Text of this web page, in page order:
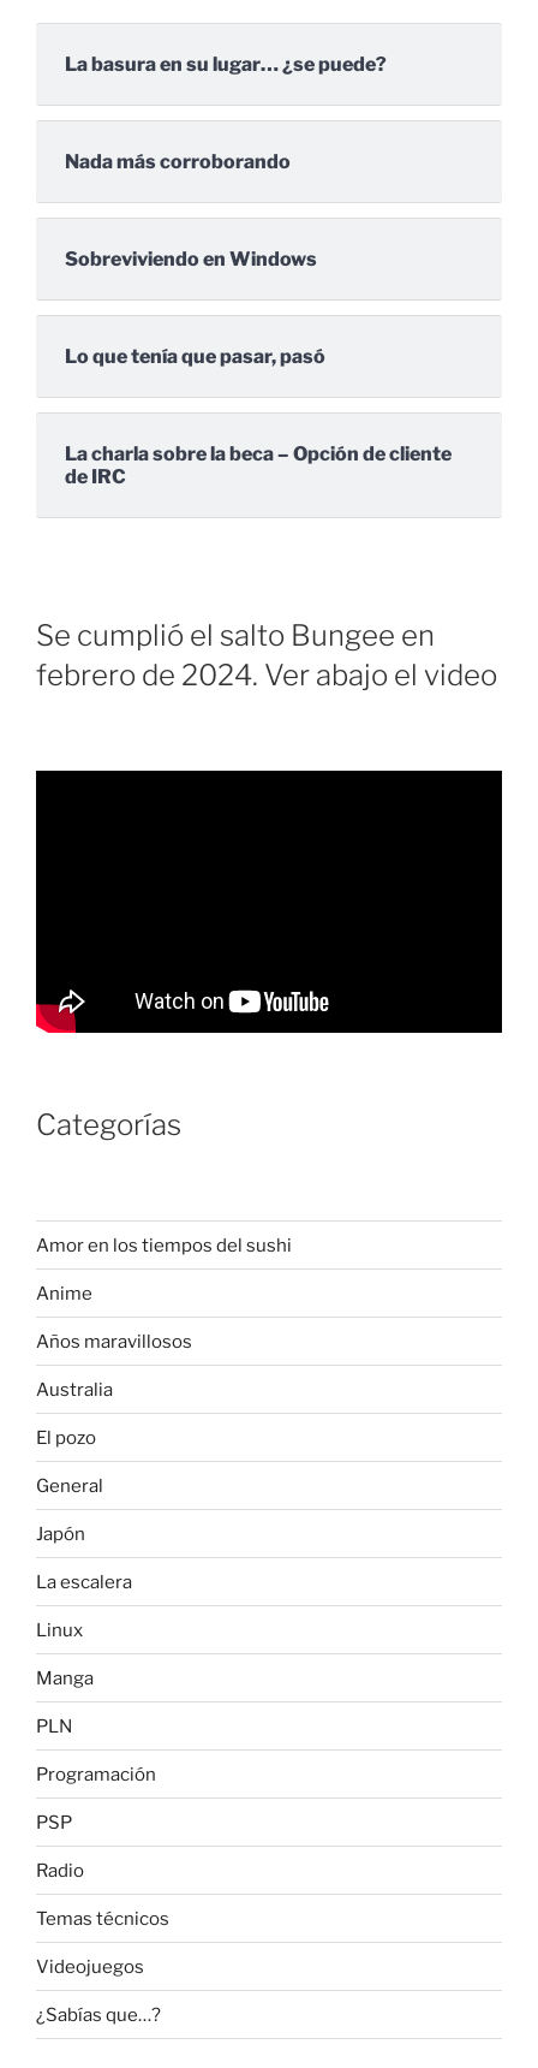
La basura en su lugar… ¿se puede?
Nada más corroborando
Sobreviviendo en Windows
Lo que tenía que pasar, pasó
La charla sobre la beca – Opción de cliente
de IRC
Se cumplió el salto Bungee en
febrero de 2024. Ver abajo el video
Categorías
Amor en los tiempos del sushi
Anime
Años maravillosos
Australia
El pozo
General
Japón
La escalera
Linux
Manga
PLN
Programación
PSP
Radio
Temas técnicos
Videojuegos
¿Sabías que…?